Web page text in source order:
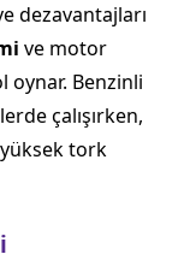
dezavantajları
ve motor
Benzinli
çalışırken,
tork